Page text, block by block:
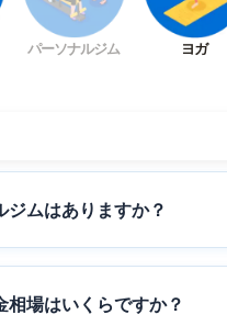
パーソナルジム ヨガ
ムはありますか？
場はいくらですか？